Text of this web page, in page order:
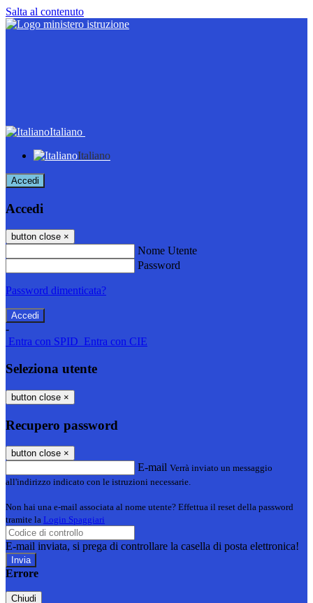
Salta al contenuto
Italiano
Italiano
Accedi
Accedi
button close ×
Nome Utente
Password
Password dimenticata?
-
Entra con SPID Entra con CIE
Seleziona utente
button close ×
Recupero password
button close ×
E-mail Verrà inviato un messaggio
all'indirizzo indicato con le istruzioni necessarie.
Non hai una e-mail associata al nome utente? Effettua il reset della password
tramite la Login Spaggiari
E-mail inviata, si prega di controllare la casella di posta elettronica!
Errore
Chiudi